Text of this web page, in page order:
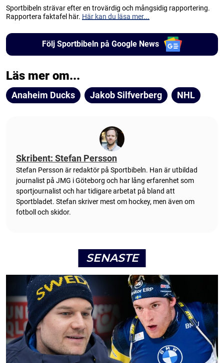
Sportbibeln strävar efter en trovärdig och mångsidig rapportering.
Rapportera faktafel här. Här kan du läsa mer...
Följ Sportbibeln på Google News
Läs mer om...
Anaheim Ducks Jakob Silfverberg NHL
Skribent: Stefan Persson
Stefan Persson är redaktör på Sportbibeln. Han är utbildad
journalist på JMG i Göteborg och har lång erfarenhet som
sportjournalist och har tidigare arbetat på bland att
Sportbladet. Stefan skriver mest om hockey, men även om
fotboll och skidor.
SENASTE